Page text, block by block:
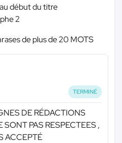
début du titre
2
de plus de 20 MOTS
TERMINÉ
DE RÉDACTIONS
SONT PAS RESPECTEES ,
ACCEPTÉ